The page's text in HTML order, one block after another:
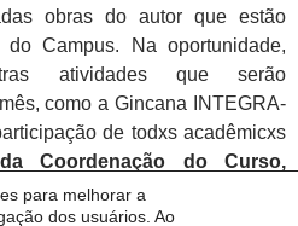
para melhorar a
dos usuários. Ao
obras do autor que estão
Campus. Na oportunidade,
atividades que serão
como a Gincana INTEGRA-
de todxs acadêmicxs
Coordenação do Curso,
de todxs!